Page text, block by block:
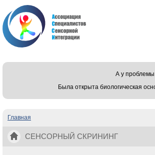
А у
Была открыта биологическая
Вы здесь
Главная
СЕНСОРНЫЙ СКРИНИНГ